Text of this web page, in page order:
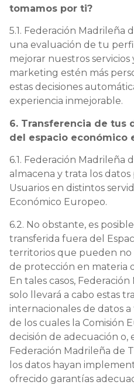
tomamos por ti?
5.1. Federación Madrileña
una evaluación de tu
mejorar nuestros servicios
marketing estén más
estas decisiones
experiencia inmejorable.
6. Transferencia de tus
del espacio económico
6.1. Federación Madrileña
almacena y trata los datos
Usuarios en distintos
Económico Europeo.
6.2. No obstante, es
transferida fuera del
territorios que pueden no
de protección en materia
En tales casos,
solo llevará a cabo estas
internacionales de datos
de los cuales la Comisión
decisión de adecuación
Federación Madrileña de
los datos hayan
ofrecido garantías